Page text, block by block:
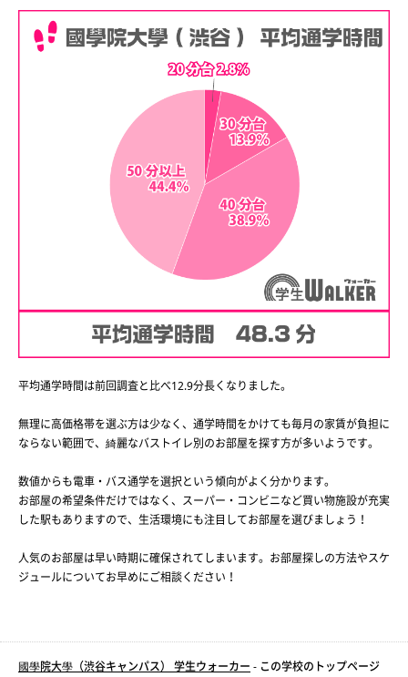
平均通学時間は前回調査と比べ12.9分長くなりました。
無理に高価格帯を選ぶ方は少なく、通学時間をかけても毎月の家賃が負担に
ならない範囲で、綺麗なバストイレ別のお部屋を探す方が多いようです。
数値からも電車・バス通学を選択という傾向がよく分かります。
お部屋の希望条件だけではなく、スーパー・コンビニなど買い物施設が充実
した駅もありますので、生活環境にも注目してお部屋を選びましょう！
人気のお部屋は早い時期に確保されてしまいます。お部屋探しの方法やスケ
ジュールについてお早めにご相談ください！
國學院大學（渋谷キャンパス） 学生ウォーカー - この学校のトップページ